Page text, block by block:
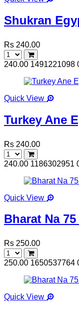
Shukran
Rs 240.00
240.00 1491221098
Quick View
Turkey Ane
Rs 240.00
240.00 1186302951
Quick View
Bharat Na
Rs 250.00
250.00 1650537764
Quick View